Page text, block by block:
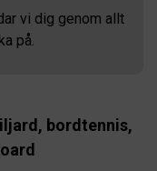
vi dig genom allt
på.
bordtennis,